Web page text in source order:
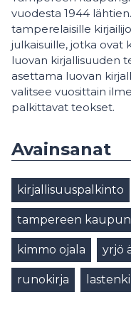
vuodesta 1944
tamperelaisille
julkaisuille, jotka ovat
luovan kirjallisuuden
asettama luovan
valitsee vuosittain
palkittavat teokset.
Avainsanat
kirjallisuuspalkinto
tampereen
kimmo ojala yrjö
runokirja